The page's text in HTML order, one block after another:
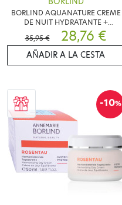
BORLIND AQUANATURE CREME
DE NUIT HYDRATANTE +
HYALURON 50ML
35,95 € 28,76 €
AÑADIR A LA CESTA
-10%